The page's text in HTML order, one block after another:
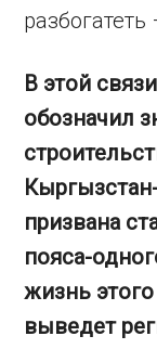
разбогатеть
В этой
обозначил
призвана
пояса-
жизнь этого
выведет